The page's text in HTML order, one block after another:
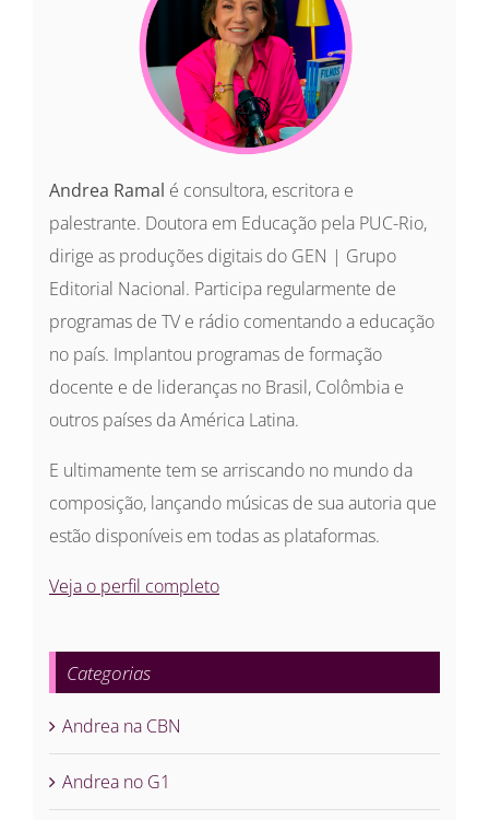
Andrea Ramal é consultora, escritora e
palestrante. Doutora em Educação pela PUC-Rio,
dirige as produções digitais do GEN | Grupo
Editorial Nacional. Participa regularmente de
programas de TV e rádio comentando a educação
no país. Implantou programas de formação
docente e de lideranças no Brasil, Colômbia e
outros países da América Latina.
E ultimamente tem se arriscando no mundo da
composição, lançando músicas de sua autoria que
estão disponíveis em todas as plataformas.
Veja o perfil completo
Categorias
Andrea na CBN
Andrea no G1